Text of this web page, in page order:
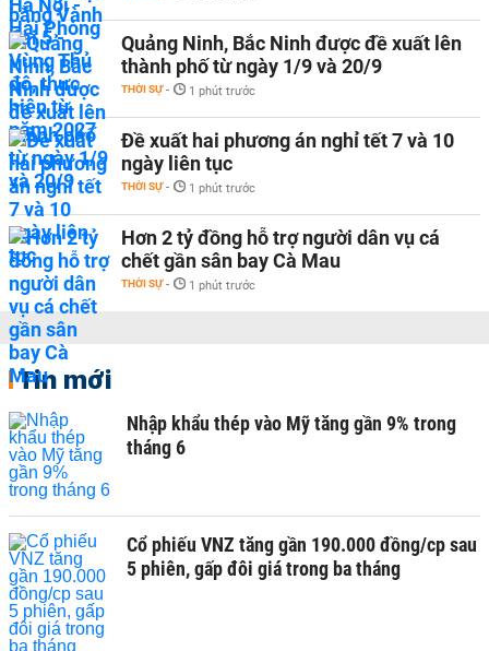
Quảng Ninh, Bắc Ninh được đề xuất lên
thành phố từ ngày 1/9 và 20/9
THỜI SỰ - 1 phút trước
Đề xuất hai phương án nghỉ tết 7 và 10
ngày liên tục
THỜI SỰ - 1 phút trước
Hơn 2 tỷ đồng hỗ trợ người dân vụ cá
chết gần sân bay Cà Mau
THỜI SỰ - 1 phút trước
Tin mới
Nhập khẩu thép vào Mỹ tăng gần 9% trong
tháng 6
Cổ phiếu VNZ tăng gần 190.000 đồng/cp sau
5 phiên, gấp đôi giá trong ba tháng